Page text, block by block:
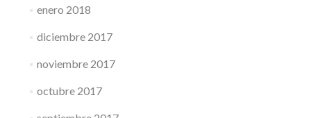
enero 2018
diciembre 2017
noviembre 2017
octubre 2017